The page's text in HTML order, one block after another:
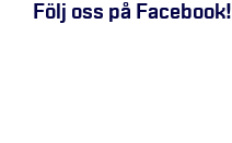
Följ oss på Facebook!